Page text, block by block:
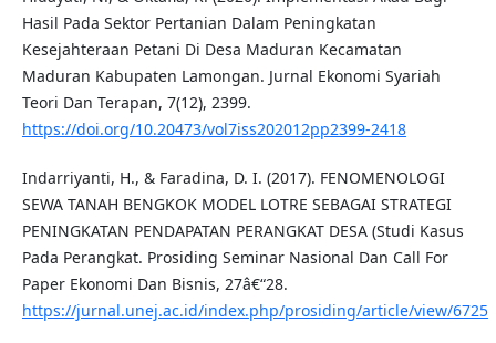
Hasil Pada Sektor Pertanian Dalam Peningkatan
Kesejahteraan Petani Di Desa Maduran Kecamatan
Maduran Kabupaten Lamongan. Jurnal Ekonomi Syariah
Teori Dan Terapan, 7(12), 2399.
https://doi.org/10.20473/vol7iss202012pp2399-2418
Indarriyanti, H., & Faradina, D. I. (2017). FENOMENOLOGI
SEWA TANAH BENGKOK MODEL LOTRE SEBAGAI STRATEGI
PENINGKATAN PENDAPATAN PERANGKAT DESA (Studi Kasus
Pada Perangkat. Prosiding Seminar Nasional Dan Call For
Paper Ekonomi Dan Bisnis, 27â€“28.
https://jurnal.unej.ac.id/index.php/prosiding/article/view/6725